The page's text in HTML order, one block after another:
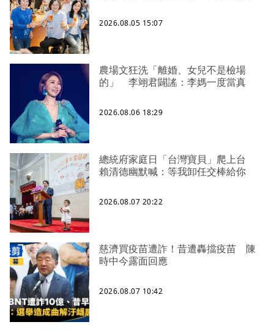
2026.08.05 15:07
農場文狂洗「離婚、女兒不是檢場
的」 李翊君闢謠：李媽一度當真
2026.08.06 18:29
總統府家庭日「台灣寶貝」爬上台
賴清德幽默喊：等我卸任交棒給你
2026.08.07 20:22
慈濟買疫苗遭詐！昔遭轟擋疫苗 陳
時中今露面回應
2026.08.07 10:42